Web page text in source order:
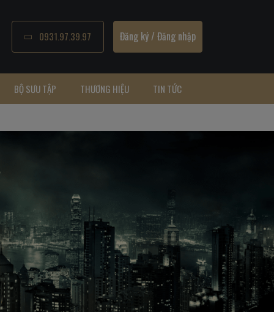
0931.97.39.97 Đăng ký/ Đăng nhập
BỘ SƯU TẬP THƯƠNG HIỆU TIN TỨC